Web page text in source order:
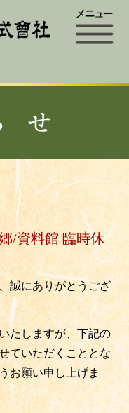
/資料館 臨時休
誠にありがとうござ
たしますが、下記の
ていただくこととな
お願い申し上げま